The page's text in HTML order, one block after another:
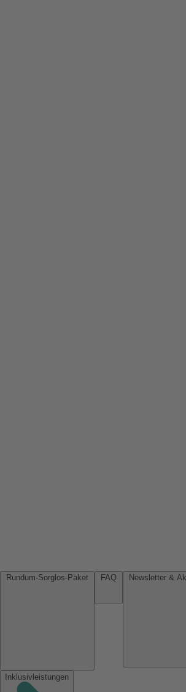
Inklusivleistungen